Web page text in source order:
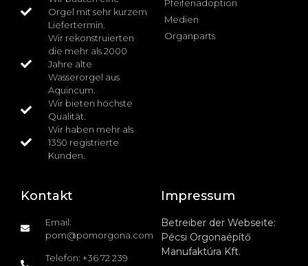
Orgel mit sehr kurzem
Liefertermin.
Wir rekonstruierten
die mehr als 2000
Jahre alte
Wasserorgel aus
Aquincum.
Wir bieten höchste
Qualität.
Wir haben mehr als
1350 registrierte
Kunden.
Pfeifenadoption
Medien
Organparts
Kontakt
Email:
pom@pomorgona.com
Telefon: +36 72 239
Impressum
Betreiber der Webseite:
Pécsi Orgonaépítő
Manufaktúra Kft.